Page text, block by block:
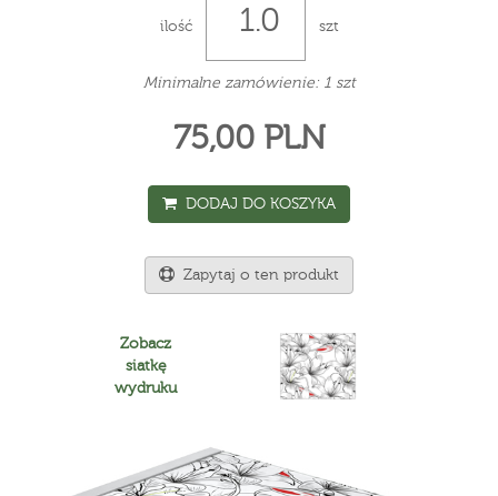
ilość szt
Minimalne zamówienie: 1 szt
75,00 PLN
DODAJ DO KOSZYKA
Zapytaj o ten produkt
Zobacz
siatkę
wydruku